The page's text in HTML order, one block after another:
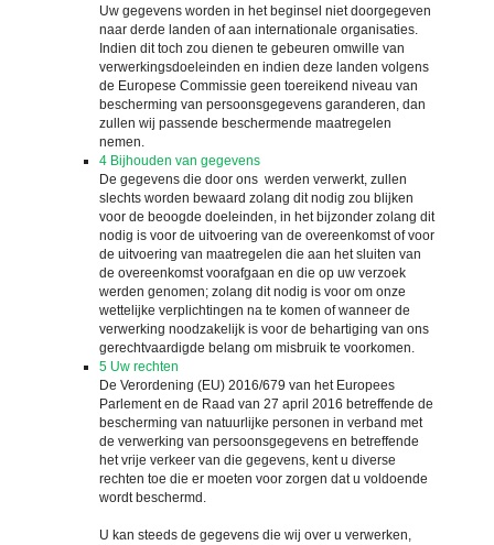
Uw gegevens worden in het beginsel niet doorgegeven
naar derde landen of aan internationale organisaties.
Indien dit toch zou dienen te gebeuren omwille van
verwerkingsdoeleinden en indien deze landen volgens
de Europese Commissie geen toereikend niveau van
bescherming van persoonsgegevens garanderen, dan
zullen wij passende beschermende maatregelen
nemen.
4 Bijhouden van gegevens
De gegevens die door ons werden verwerkt, zullen
slechts worden bewaard zolang dit nodig zou blijken
voor de beoogde doeleinden, in het bijzonder zolang dit
nodig is voor de uitvoering van de overeenkomst of voor
de uitvoering van maatregelen die aan het sluiten van
de overeenkomst voorafgaan en die op uw verzoek
werden genomen; zolang dit nodig is voor om onze
wettelijke verplichtingen na te komen of wanneer de
verwerking noodzakelijk is voor de behartiging van ons
gerechtvaardigde belang om misbruik te voorkomen.
5 Uw rechten
De Verordening (EU) 2016/679 van het Europees
Parlement en de Raad van 27 april 2016 betreffende de
bescherming van natuurlijke personen in verband met
de verwerking van persoonsgegevens en betreffende
het vrije verkeer van die gegevens, kent u diverse
rechten toe die er moeten voor zorgen dat u voldoende
wordt beschermd.
U kan steeds de gegevens die wij over u verwerken,